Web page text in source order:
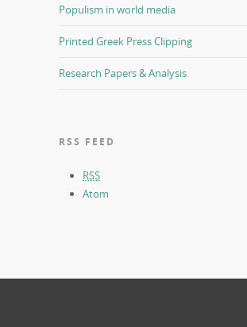
Populism in world media
Printed Greek Press Clipping
Research Papers & Analysis
RSS FEED
RSS
Atom